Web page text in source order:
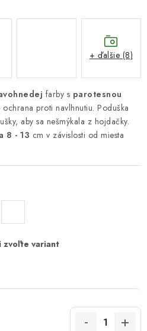
farby s parotesnou
proti navlhnutiu. Poduška
aby sa nešmýkala z hojdačky.
8 - 13 cm v závislosti od miesta
+ ďalšie (8)